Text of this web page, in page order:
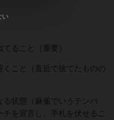
ること（重要）
こと（直近で捨てたものの
状態（麻雀でいうテンパ
を宣言し、手札を伏せるこ
い